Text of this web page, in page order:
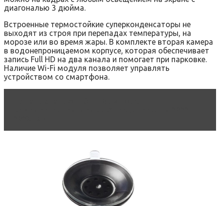
диагональю 3 дюйма.
Встроенные термостойкие суперконденсаторы не
выходят из строя при перепадах температуры, на
морозе или во время жары. В комплекте вторая камера
в водонепроницаемом корпусе, которая обеспечивает
запись Full HD на два канала и помогает при парковке.
Наличие Wi-Fi модуля позволяет управлять
устройством со смартфона.